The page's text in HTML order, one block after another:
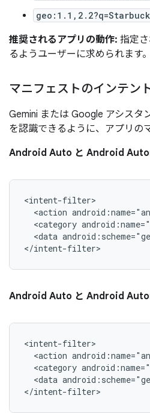
推奨されるアプリの動作: 指定
るようユーザーに求められます。
マニフェストのインテン
Gemini または Google アシスタ
を認識できるように、アプリの
Android Auto と Android
<action
<category
<data
Android Auto と Android
<action
<category
<data